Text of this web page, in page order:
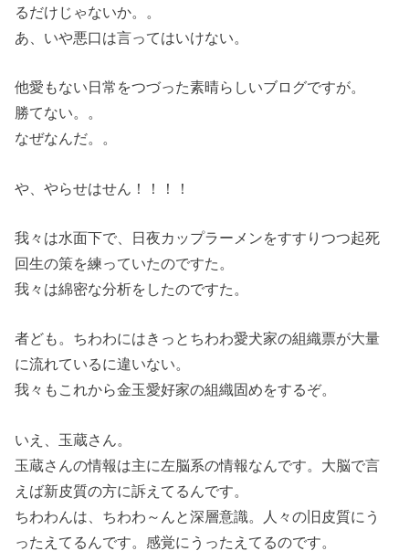
るだけじゃないか。。
あ、いや悪口は言ってはいけない。
他愛もない日常をつづった素晴らしいブログですが。
勝てない。。
なぜなんだ。。
や、やらせはせん！！！！
我々は水面下で、日夜カップラーメンをすすりつつ起死
回生の策を練っていたのですた。
我々は綿密な分析をしたのですた。
者ども。ちわわにはきっとちわわ愛犬家の組織票が大量
に流れているに違いない。
我々もこれから金玉愛好家の組織固めをするぞ。
いえ、玉蔵さん。
玉蔵さんの情報は主に左脳系の情報なんです。大脳で言
えば新皮質の方に訴えてるんです。
ちわわんは、ちわわ～んと深層意識。人々の旧皮質にう
ったえてるんです。感覚にうったえてるのです。